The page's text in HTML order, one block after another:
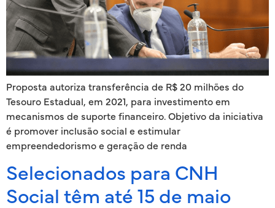
Proposta autoriza transferência de R$ 20 milhões do
Tesouro Estadual, em 2021, para investimento em
mecanismos de suporte financeiro. Objetivo da iniciativa
é promover inclusão social e estimular
empreendedorismo e geração de renda
Selecionados para CNH
Social têm até 15 de maio